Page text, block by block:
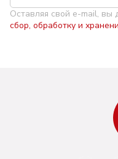
Оставляя свой e-mail, вы
сбор, обработку и